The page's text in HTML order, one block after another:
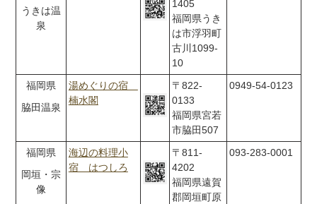
うきは温
泉
1405
福岡県うき
は市浮羽町
古川1099-
10
福岡県
脇田温泉
湯めぐりの宿
楠水閣
〒822-
0133
福岡県宮若
市脇田507
0949-54-0123
福岡県
岡垣・宗
像
海辺の料理小
宿 はつしろ
〒811-
4202
福岡県遠賀
郡岡垣町原
093-283-0001